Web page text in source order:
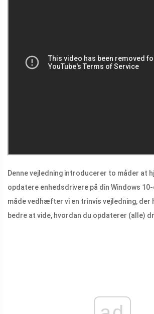
Denne vejledning introducerer to måder at
opdatere enhedsdrivere på din Windows
måde vedhæfter vi en trinvis vejledning, der
bedre at vide, hvordan du opdaterer (alle)